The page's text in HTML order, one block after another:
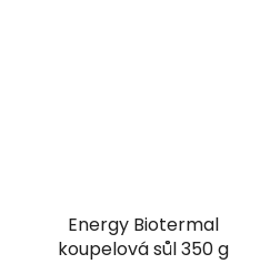
Energy Biotermal
koupelová sůl 350 g